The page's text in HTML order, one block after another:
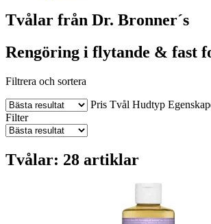
Tvålar från Dr. Bronner´s
Rengöring i flytande & fast
Filtrera och sortera
Pris Tvål Hudtyp
Filter
Tvålar: 28 artiklar